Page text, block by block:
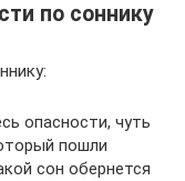
по соннику
опасности, чуть
пошли
сон обернется